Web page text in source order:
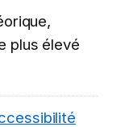
plus élevé